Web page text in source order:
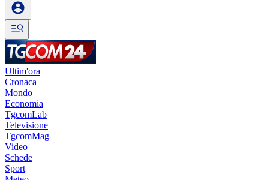
Ultim'ora
Cronaca
Mondo
Economia
TgcomLab
Televisione
TgcomMag
Video
Schede
Sport